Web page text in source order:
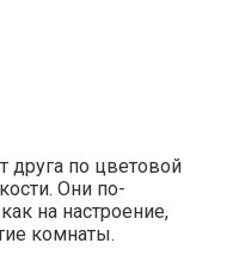
друга по цветовой
Они по-
на настроение,
комнаты.